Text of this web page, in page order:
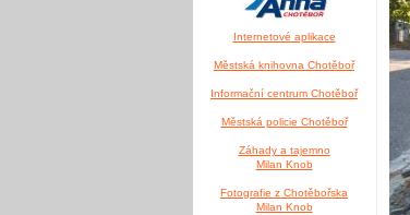
Internetové aplikace
Městská knihovna Chotěboř
Informační centrum Chotěboř
Městská policie Chotěboř
Záhady a tajemno
Milan Knob
Fotografie z Chotěbořska
Milan Knob